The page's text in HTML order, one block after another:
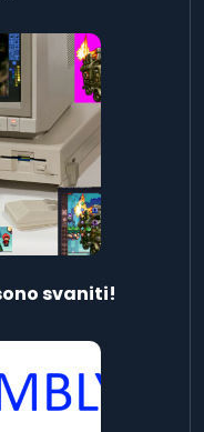
svaniti!